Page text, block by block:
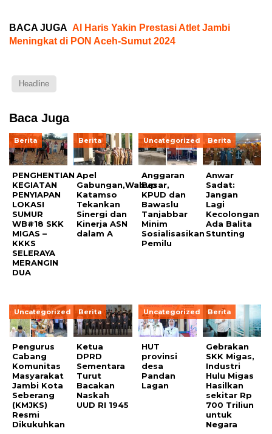
BACA JUGA Al Haris Yakin Prestasi Atlet Jambi
Meningkat di PON Aceh-Sumut 2024
Headline
Baca Juga
Berita
PENGHENTIAN
KEGIATAN
PENYIAPAN
LOKASI
SUMUR
WB#18 SKK
MIGAS –
KKKS
SELERAYA
MERANGIN
DUA
Berita
Apel
Gabungan,Wabup
Katamso
Tekankan
Sinergi dan
Kinerja ASN
dalam A
Uncategorized
Anggaran
Besar,
KPUD dan
Bawaslu
Tanjabbar
Minim
Sosialisasikan
Pemilu
Berita
Anwar
Sadat:
Jangan
Lagi
Kecolongan
Ada Balita
Stunting
Uncategorized
Pengurus
Cabang
Komunitas
Masyarakat
Jambi Kota
Seberang
(KMJKS)
Resmi
Dikukuhkan
Berita
Ketua
DPRD
Sementara
Turut
Bacakan
Naskah
UUD RI 1945
Uncategorized
HUT
provinsi
desa
Pandan
Lagan
Berita
Gebrakan
SKK Migas,
Industri
Hulu Migas
Hasilkan
sekitar Rp
700 Triliun
untuk
Negara